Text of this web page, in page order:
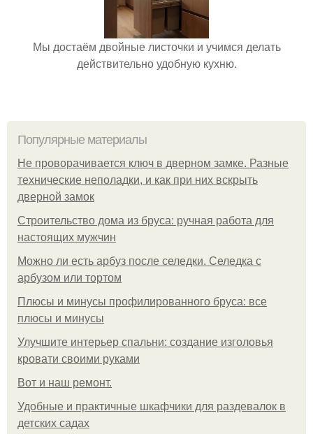
Мы достаём двойные листочки и учимся делать
действительно удобную кухню.
Популярные материалы
Не проворачивается ключ в дверном замке. Разные
технические неполадки, и как при них вскрыть
дверной замок
Строительство дома из бруса: ручная работа для
настоящих мужчин
Можно ли есть арбуз после селедки. Селедка с
арбузом или тортом
Плюсы и минусы профилированного бруса: все
плюсы и минусы
Улучшите интерьер спальни: создание изголовья
кровати своими руками
Boт и наш ремoнт.
Удобные и практичные шкафчики для раздевалок в
детских садах